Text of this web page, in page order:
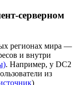
серверном
регионах мира —
и внутри
. Например, у DC2
из
)